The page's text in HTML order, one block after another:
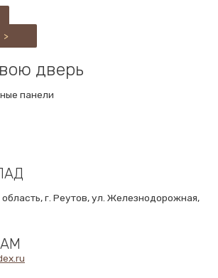
>
дверь
панели
г. Реутов, ул. Железнодорожная,